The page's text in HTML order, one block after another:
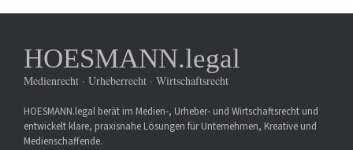
HOESMANN.legal
Medienrecht · Urheberrecht · Wirtschaftsrecht
HOESMANN.legal berät im Medien-, Urheber- und Wirtschaftsrecht und
entwickelt klare, praxisnahe Lösungen für Unternehmen, Kreative und
Medienschaffende.